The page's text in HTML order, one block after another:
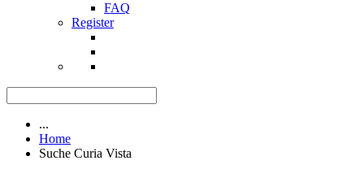
FAQ
Register
...
Home
Suche Curia Vista